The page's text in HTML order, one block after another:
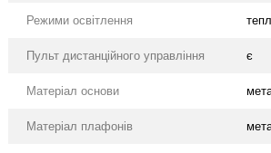
Режими освітлення
Пульт дистанційного управління є
Матеріал основи
Матеріал плафонів